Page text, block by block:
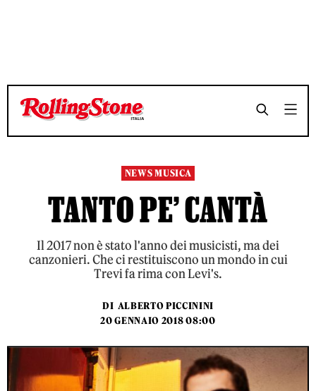
TEMPO DI LETTURA 4 MINUTI SHARE
TEMPO DI LETTURA 4 MINUTI SHARE
NEWS MUSICA
TANTO PE’ CANTÀ
Il 2017 non è stato l'anno dei musicisti, ma dei
canzonieri. Che ci restituiscono un mondo in cui
Trevi fa rima con Levi's.
DI ALBERTO PICCININI
20 GENNAIO 2018 08:00